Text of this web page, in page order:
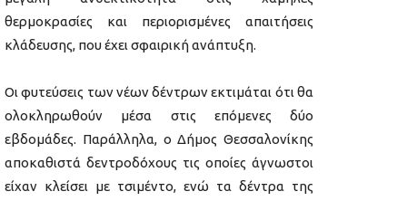
θερμοκρασίες και περιορισμένες απαιτήσεις
κλάδευσης, που έχει σφαιρική ανάπτυξη.
Οι φυτεύσεις των νέων δέντρων εκτιμάται ότι θα
ολοκληρωθούν μέσα στις επόμενες δύο
εβδομάδες. Παράλληλα, ο Δήμος Θεσσαλονίκης
αποκαθιστά δεντροδόχους τις οποίες άγνωστοι
είχαν κλείσει με τσιμέντο, ενώ τα δέντρα της